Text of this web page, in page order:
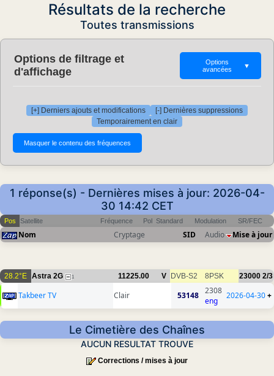
Résultats de la recherche
Toutes transmissions
Options de filtrage et
d'affichage
Options
avancées
▼
[+] Derniers ajouts et modifications
[-] Dernières suppressions
Temporairement en clair
1 réponse(s) - Dernières mises à jour: 2026-04-
30 14:42 CET
Pos Satellite Fréquence Pol Standard Modulation SR/FEC
Nom Cryptage SID Audio Mise à jour
28.2°E Astra 2G 1 11225.00 V DVB-S2 8PSK 23000 2/3
Takbeer TV Clair 53148
2308
eng
2026-04-30+
Le Cimetière des Chaînes
AUCUN RESULTAT TROUVE
Corrections / mises à jour